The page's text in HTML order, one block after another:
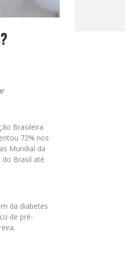
Brasileira
72% nos
Mundial da
do Brasil até
da diabetes
de pré-